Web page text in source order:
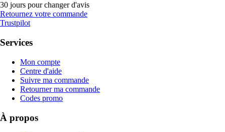
30 jours pour changer d'avis
Retournez votre commande
Trustpilot
Services
Mon compte
Centre d'aide
Suivre ma commande
Retourner ma commande
Codes promo
À propos